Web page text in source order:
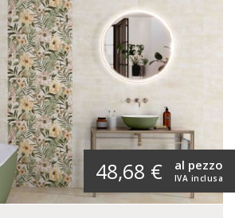
48,68 € IVA inclusa
al pezzo